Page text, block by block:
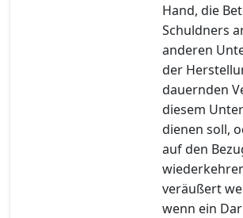
Hand, die
Schuldners
anderen
der
dauernden
diesem
dienen soll,
auf den
veräußert
wenn ein